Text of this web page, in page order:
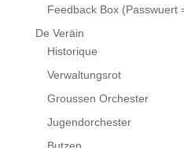
Feedback Box (Passwuert
De Veräin
Historique
Verwaltungsrot
Groussen Orchester
Jugendorchester